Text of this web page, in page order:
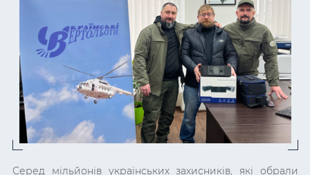
Серед мільйонів українських захисників, які обрали